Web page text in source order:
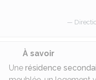
À savoir
Une résidence